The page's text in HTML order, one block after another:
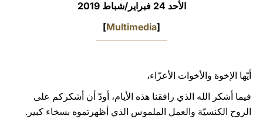
الأحد 24 فبراير/شباط 2019
[
Multimedia
]
أيّها الإخوة والأخوات الأعزّاء،
فيما أشكر الله الذي رافقنا هذه الأيام، أودّ أن أشكركم على
الروح الكنسيّة والعمل الملموس الذي أظهرتموه بسخاء كبير.